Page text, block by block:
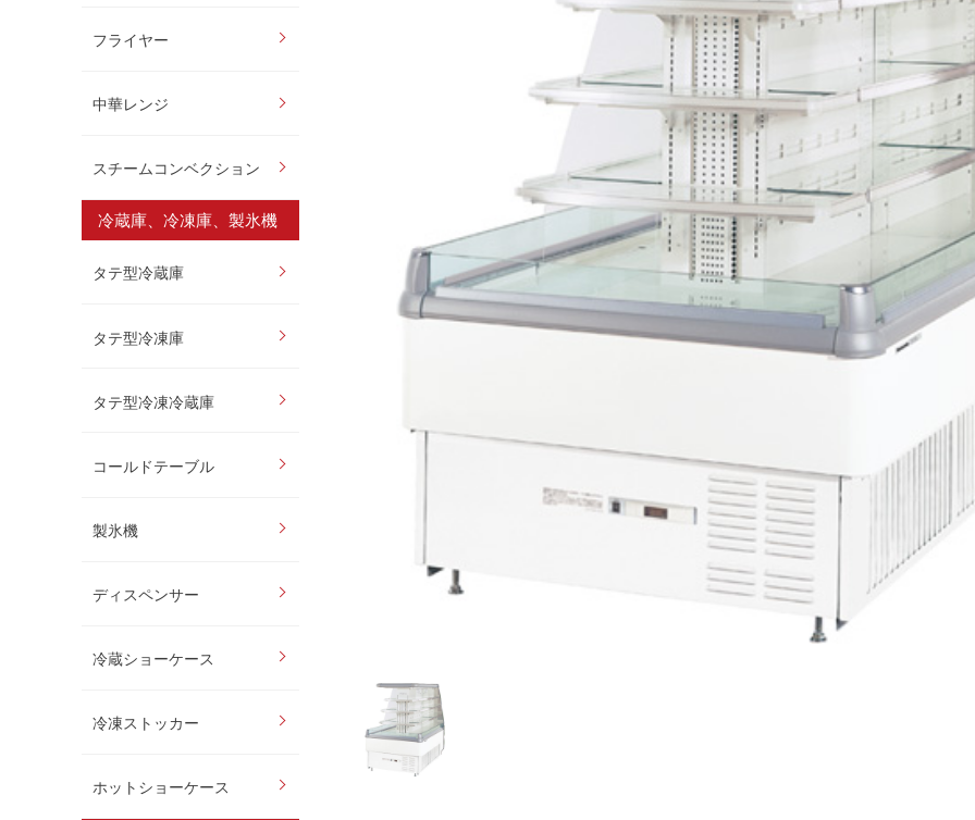
フライヤー
中華レンジ
スチームコンベクション
冷蔵庫、冷凍庫、製氷機
タテ型冷蔵庫
タテ型冷凍庫
タテ型冷凍冷蔵庫
コールドテーブル
製氷機
ディスペンサー
冷蔵ショーケース
冷凍ストッカー
ホットショーケース